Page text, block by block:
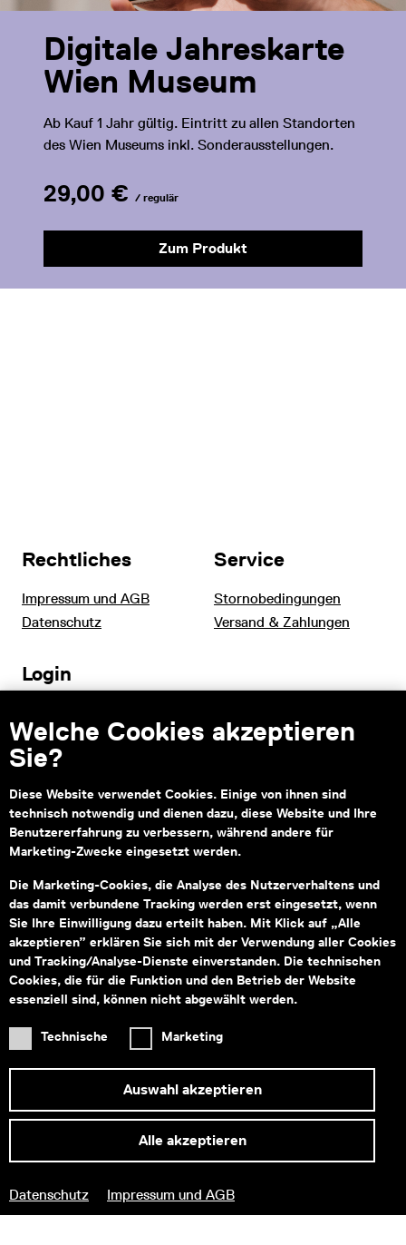
Welche Cookies akzeptieren
Sie?
Diese Website verwendet Cookies. Einige von ihnen sind
technisch notwendig und dienen dazu, diese Website und Ihre
Benutzererfahrung zu verbessern, während andere für
Marketing-Zwecke eingesetzt werden.
Die Marketing-Cookies, die Analyse des Nutzerverhaltens und
das damit verbundene Tracking werden erst eingesetzt, wenn
Sie Ihre Einwilligung dazu erteilt haben. Mit Klick auf „Alle
akzeptieren” erklären Sie sich mit der Verwendung aller Cookies
und Tracking/Analyse-Dienste einverstanden. Die technischen
Cookies, die für die Funktion und den Betrieb der Website
essenziell sind, können nicht abgewählt werden.
Technische Marketing
Auswahl akzeptieren
Alle akzeptieren
Datenschutz Impressum und AGB
Digitale Jahreskarte
Wien Museum
Ab Kauf 1 Jahr gültig. Eintritt zu allen Standorten
des Wien Museums inkl. Sonderausstellungen.
29,00 € / regulär
Zum Produkt
Rechtliches
Impressum und AGB
Datenschutz
Service
Stornobedingungen
Versand & Zahlungen
Login
Schulen
Kontakt
Montag bis Freitag von 09:00–18:00
Fragen zu Tickets an:service@wienmuseum.at
Fragen an unseren Museumsshop:
shop@wienmuseum.at
Wien Museum, Karlsplatz
1040 Wien
barrierefreien Besuch